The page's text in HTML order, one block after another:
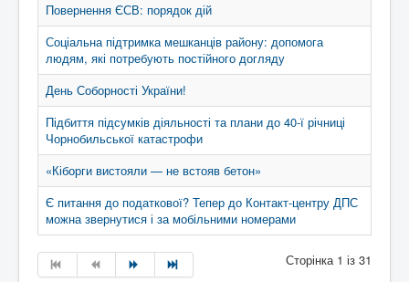
Повернення ЄСВ: порядок дій
Соціальна підтримка мешканців району: допомога
людям, які потребують постійного догляду
День Соборності України!
Підбиття підсумків діяльності та плани до 40-ї річниці
Чорнобильської катастрофи
«Кіборги вистояли — не встояв бетон»
Є питання до податкової? Тепер до Контакт-центру ДПС
можна звернутися і за мобільними номерами
Сторінка 1 із 31